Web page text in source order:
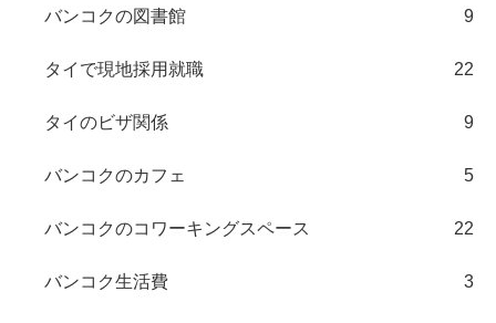
バンコクの図書館 9
タイで現地採用就職 22
タイのビザ関係 9
バンコクのカフェ 5
バンコクのコワーキングスペース 22
バンコク生活費 3